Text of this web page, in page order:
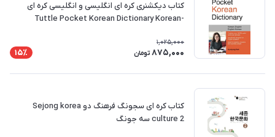
کتاب دیکشنری کره ای انگلیسی و انگلیسی کره ای
Tuttle Pocket Korean Dictionary Korean-
1,025,000
875,000 تومان 15٪
کتاب کره ای سجونگ فرهنگ دو Sejong korea
culture 2 سه جونگ